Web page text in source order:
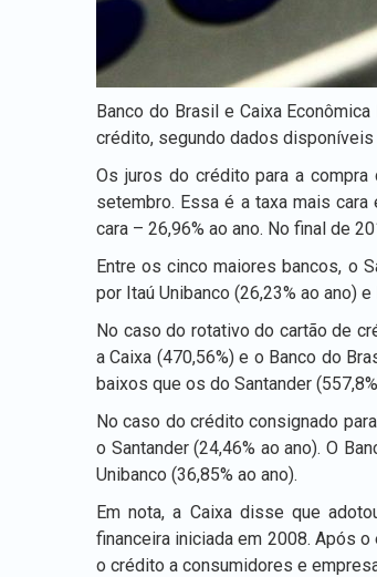
Banco do Brasil e Caixa
crédito, segundo dados disponíveis
Os juros do crédito para a compra
setembro. Essa é a taxa mais
cara – 26,96% ao ano. No final de
Entre os cinco maiores bancos, o
por Itaú Unibanco (26,23% ao ano)
No caso do rotativo do cartão de
a Caixa (470,56%) e o Banco do
baixos que os do Santander
No caso do crédito consignado
o Santander (24,46% ao ano). O
Unibanco (36,85% ao ano).
Em nota, a Caixa disse que
financeira iniciada em 2008. Após
o crédito a consumidores e